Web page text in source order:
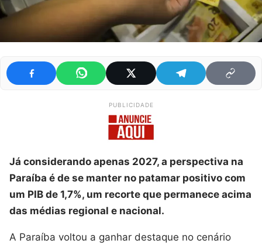
PUBLICIDADE
Já considerando apenas 2027, a perspectiva na
Paraíba é de se manter no patamar positivo com
um PIB de 1,7%, um recorte que permanece acima
das médias regional e nacional.
A Paraíba voltou a ganhar destaque no cenário